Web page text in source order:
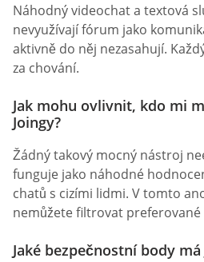
Náhodný videochat a textová
nevyužívají fórum jako
aktivně do něj nezasahují.
za chování.
Jak mohu ovlivnit, kdo mi
Joingy?
Žádný takový mocný nástroj
funguje jako náhodné
chatů s cizími lidmi. V tomto
nemůžete filtrovat preferované
Jaké bezpečnostní body má